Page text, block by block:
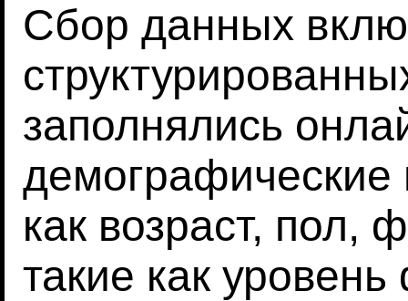
Сбор данных
заполнялись
как возраст, пол,
такие как